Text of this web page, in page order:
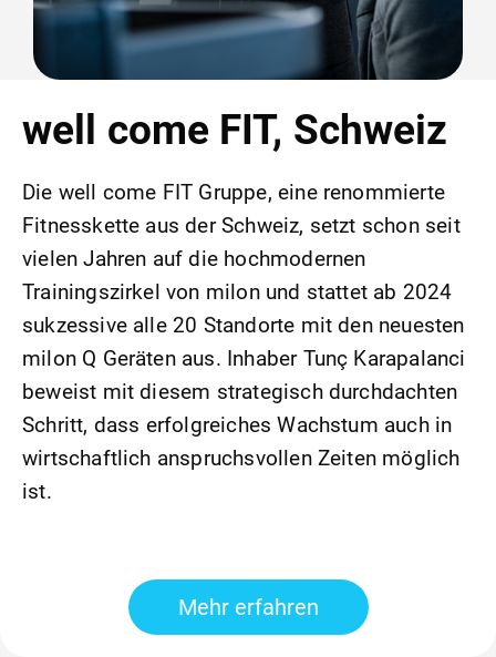
well come FIT, Schweiz
Die well come FIT Gruppe, eine renommierte
Fitnesskette aus der Schweiz, setzt schon seit
vielen Jahren auf die hochmodernen
Trainingszirkel von milon und stattet ab 2024
sukzessive alle 20 Standorte mit den neuesten
milon Q Geräten aus. Inhaber Tunç Karapalanci
beweist mit diesem strategisch durchdachten
Schritt, dass erfolgreiches Wachstum auch in
wirtschaftlich anspruchsvollen Zeiten möglich
ist.
Mehr erfahren